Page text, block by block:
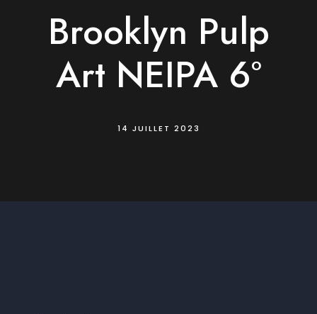
Brooklyn Pulp
Art NEIPA 6°
14 JUILLET 2023